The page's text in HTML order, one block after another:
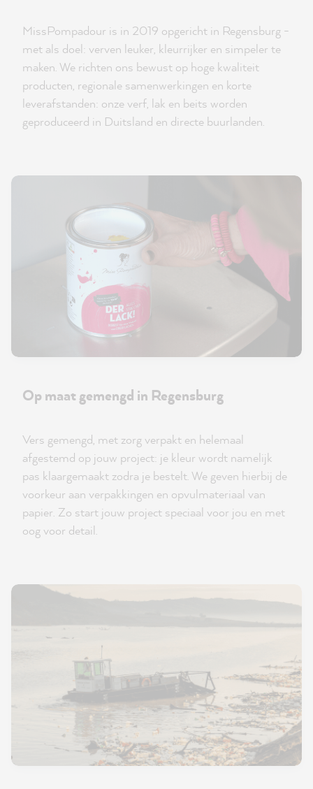
MissPompadour is in 2019 opgericht in Regensburg -
met als doel: verven leuker, kleurrijker en simpeler te
maken. We richten ons bewust op hoge kwaliteit
producten, regionale samenwerkingen en korte
leverafstanden: onze verf, lak en beits worden
geproduceerd in Duitsland en directe buurlanden.
Op maat gemengd in Regensburg
Vers gemengd, met zorg verpakt en helemaal
afgestemd op jouw project: je kleur wordt namelijk
pas klaargemaakt zodra je bestelt. We geven hierbij de
voorkeur aan verpakkingen en opvulmateriaal van
papier. Zo start jouw project speciaal voor jou en met
oog voor detail.